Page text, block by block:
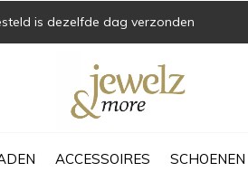
ACCESSOIRES SCHOENEN
is dezelfde dag verzonden